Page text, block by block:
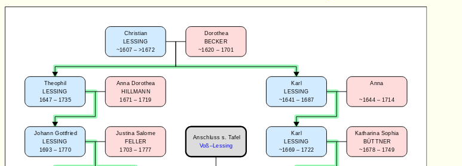
Johann Gottfried
LESSING
1693 – 1770
Justina Salome
FELLER
1703 – 1777
Anschluss s. Tafel
Voß–Lessing
Theophil
LESSING
1647 – 1735
Anna Dorothea
HILLMANN
1671 – 1719
Christian
LESSING
~1607 – >1672
Dorothea
BECKER
~1620 – 1701
Karl
LESSING
~1641 – 1687
Anna
~1644 – 1714
Karl
LESSING
~1669 – 1722
Katharina Sophia
BÜTTNER
~1678 – 1749